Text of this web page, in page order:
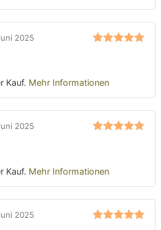
2025
Kauf. Mehr Informationen
2025
Kauf. Mehr Informationen
2025